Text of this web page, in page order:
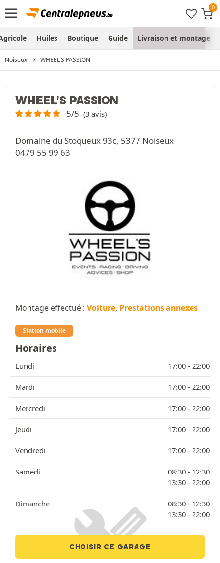
Huiles Boutique Guide Livraison et montage
Noiseux WHEEL'S PASSION
WHEEL'S PASSION
5/5 (3 avis)
Domaine du Stoqueux 93c, 5377 Noiseux
0479 55 99 63
Montage effectué : Voiture, Prestations annexes
Station mobile
Horaires
Lundi 17:00 - 22:00
Mardi 17:00 - 22:00
Mercredi 17:00 - 22:00
Jeudi 17:00 - 22:00
Vendredi 17:00 - 22:00
Samedi 08:30 - 12:30
13:30 - 22:00
Dimanche 08:30 - 12:30
13:30 - 22:00
CHOISIR CE GARAGE